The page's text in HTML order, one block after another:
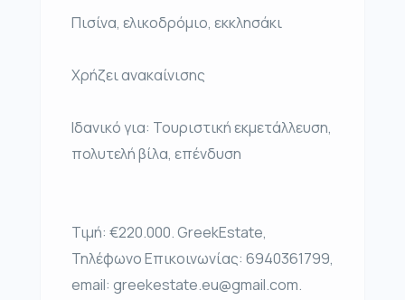
Πισίνα, ελικοδρόμιο, εκκλησάκι
Χρήζει ανακαίνισης
Ιδανικό για: Τουριστική εκμετάλλευση,
πολυτελή βίλα, επένδυση
Τιμή: €220.000. GreekEstate,
Τηλέφωνο Επικοινωνίας: 6940361799,
email: greekestate.eu@gmail.com.